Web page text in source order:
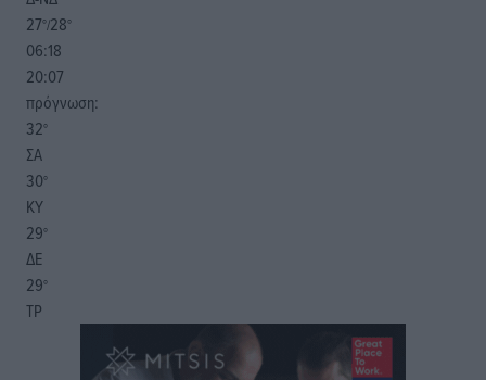
27°/28°
06:18
20:07
πρόγνωση:
32°
ΣΑ
30°
ΚΥ
29°
ΔΕ
29°
ΤΡ